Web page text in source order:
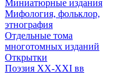
Миниатюрные издания
Мифология, фольклор,
этнография
Отдельные тома
многотомных изданий
Открытки
Поэзия XX-XXI вв